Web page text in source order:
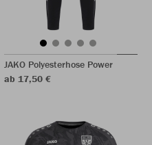
JAKO Polyesterhose Power
ab 17,50 €